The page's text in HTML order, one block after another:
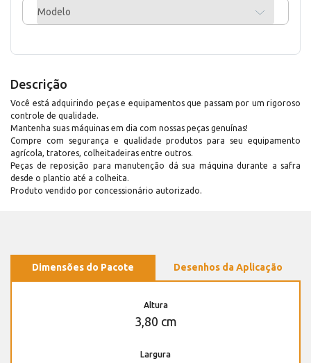
Modelo
Descrição
Você está adquirindo peças e equipamentos que passam por um rigoroso
controle de qualidade.
Mantenha suas máquinas em dia com nossas peças genuínas!
Compre com segurança e qualidade produtos para seu equipamento
agrícola, tratores, colheitadeiras entre outros.
Peças de reposição para manutenção dá sua máquina durante a safra
desde o plantio até a colheita.
Produto vendido por concessionário autorizado.
Dimensões do Pacote Desenhos da Aplicação
Altura
3,80 cm
Largura